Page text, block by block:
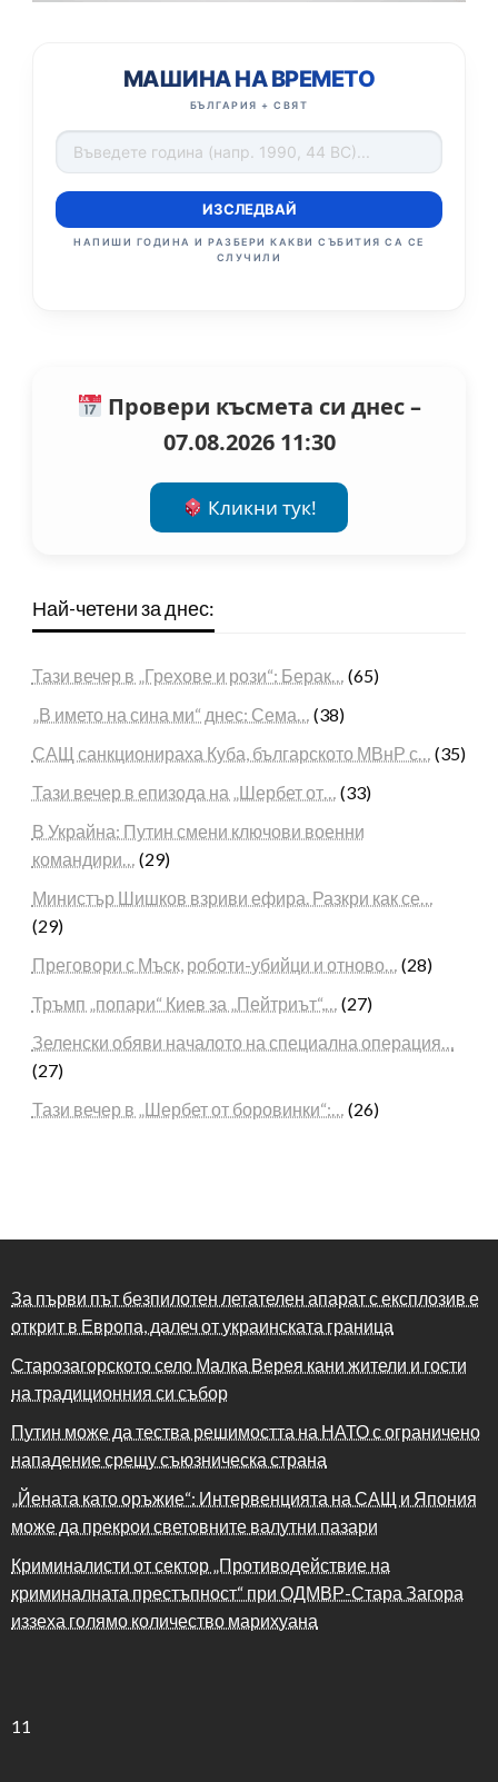
МАШИНА НА ВРЕМЕТО
БЪЛГАРИЯ + СВЯТ
ИЗСЛЕДВАЙ
НАПИШИ ГОДИНА И РАЗБЕРИ КАКВИ СЪБИТИЯ СА СЕ
СЛУЧИЛИ
Провери късмета си днес –
07.08.2026 11:30
Кликни тук!
Най-четени за днес:
Тази вечер в „Грехове и рози“: Берак… (65)
„В името на сина ми“ днес: Сема… (38)
САЩ санкционираха Куба, българското МВнР с… (35)
Тази вечер в епизода на „Шербет от… (33)
В Украйна: Путин смени ключови военни
командири… (29)
Министър Шишков взриви ефира. Разкри как се…
(29)
Преговори с Мъск, роботи-убийци и отново… (28)
Тръмп „попари“ Киев за „Пейтриът“,… (27)
Зеленски обяви началото на специална операция…
(27)
Тази вечер в „Шербет от боровинки“:… (26)
За първи път безпилотен летателен апарат с експлозив е
открит в Европа, далеч от украинската граница
Старозагорското село Малка Верея кани жители и гости
на традиционния си събор
Путин може да тества решимостта на НАТО с ограничено
нападение срещу съюзническа страна
„Йената като оръжие“: Интервенцията на САЩ и Япония
може да прекрои световните валутни пазари
Криминалисти от сектор „Противодействие на
криминалната престъпност“ при ОДМВР-Стара Загора
иззеха голямо количество марихуана
11